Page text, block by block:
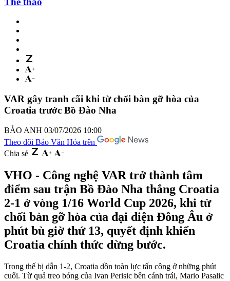
VAR gây tranh cãi khi từ chối bàn gỡ hòa của
Croatia trước Bồ Đào Nha
BẢO ANH 03/07/2026 10:00
Theo dõi Báo Văn Hóa trên
Chia sẻ
VHO - Công nghệ VAR trở thành tâm
điểm sau trận Bồ Đào Nha thắng Croatia
2-1 ở vòng 1/16 World Cup 2026, khi từ
chối bàn gỡ hòa của đại diện Đông Âu ở
phút bù giờ thứ 13, quyết định khiến
Croatia chính thức dừng bước.
Trong thế bị dẫn 1-2, Croatia dồn toàn lực tấn công ở những phút
cuối. Từ quả treo bóng của Ivan Perisic bên cánh trái, Mario Pasalic